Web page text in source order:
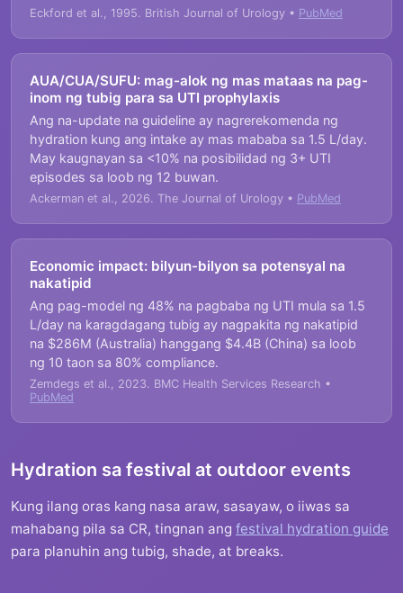
Eckford et al., 1995. British Journal of Urology • PubMed
AUA/CUA/SUFU: mag-alok ng mas mataas na pag-
inom ng tubig para sa UTI prophylaxis
Ang na-update na guideline ay nagrerekomenda ng
hydration kung ang intake ay mas mababa sa 1.5 L/day.
May kaugnayan sa <10% na posibilidad ng 3+ UTI
episodes sa loob ng 12 buwan.
Ackerman et al., 2026. The Journal of Urology • PubMed
Economic impact: bilyun-bilyon sa potensyal na
nakatipid
Ang pag-model ng 48% na pagbaba ng UTI mula sa 1.5
L/day na karagdagang tubig ay nagpakita ng nakatipid
na $286M (Australia) hanggang $4.4B (China) sa loob
ng 10 taon sa 80% compliance.
Zemdegs et al., 2023. BMC Health Services Research •
PubMed
Hydration sa festival at outdoor events
Kung ilang oras kang nasa araw, sasayaw, o iiwas sa
mahabang pila sa CR, tingnan ang festival hydration guide
para planuhin ang tubig, shade, at breaks.